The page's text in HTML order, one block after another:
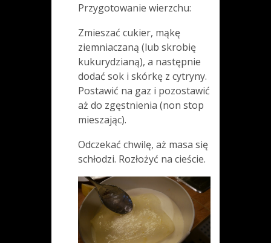
Przygotowanie wierzchu:
Zmieszać cukier, mąkę
ziemniaczaną (lub skrobię
kukurydzianą), a następnie
dodać sok i skórkę z cytryny.
Postawić na gaz i pozostawić
aż do zgęstnienia (non stop
mieszając).
Odczekać chwilę, aż masa się
schłodzi. Rozłożyć na cieście.